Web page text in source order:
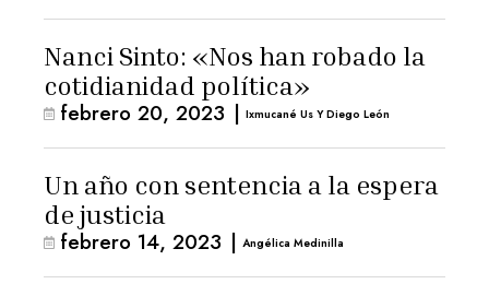
Nanci Sinto: «Nos han robado la
cotidianidad política»
febrero 20, 2023 | Ixmucané Us Y Diego León
Un año con sentencia a la espera
de justicia
febrero 14, 2023 | Angélica Medinilla